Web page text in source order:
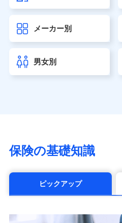
大樹生命保険株式会社（
seimei.co.jp）
チューリッヒ生命保険株式
東京海上日動あんしん生命
（https://www.tmn-
マニュライフ生命保険株式会
（https://www.manulife.co.jp/
（https://www.msa-life.co.jp/）
メットライフ生命株式会社
メーカー別
男女別
保険の基礎知識
ピックアップ